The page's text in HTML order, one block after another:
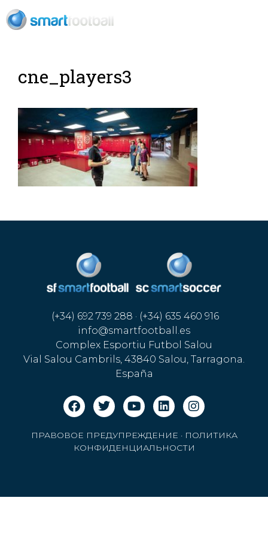
cne_players3
(+34) 692 739 288 · (+34) 635 460 916
info@smartfootball.es
Complex Esportiu Futbol Salou
Vial Salou Cambrils, 43840 Salou, Tarragona.
España
ПРАВОВОЕ ПРЕДУПРЕЖДЕНИЕ · ПОЛИТИКА
КОНФИДЕНЦИАЛЬНОСТИ